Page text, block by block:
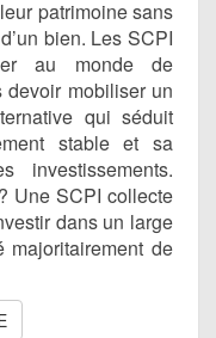
patrimoine sans
bien. Les SCPI
au monde de
devoir mobiliser un
qui séduit
stable et sa
investissements.
Une SCPI collecte
dans un large
majoritairement de
LIRE LA SUITE